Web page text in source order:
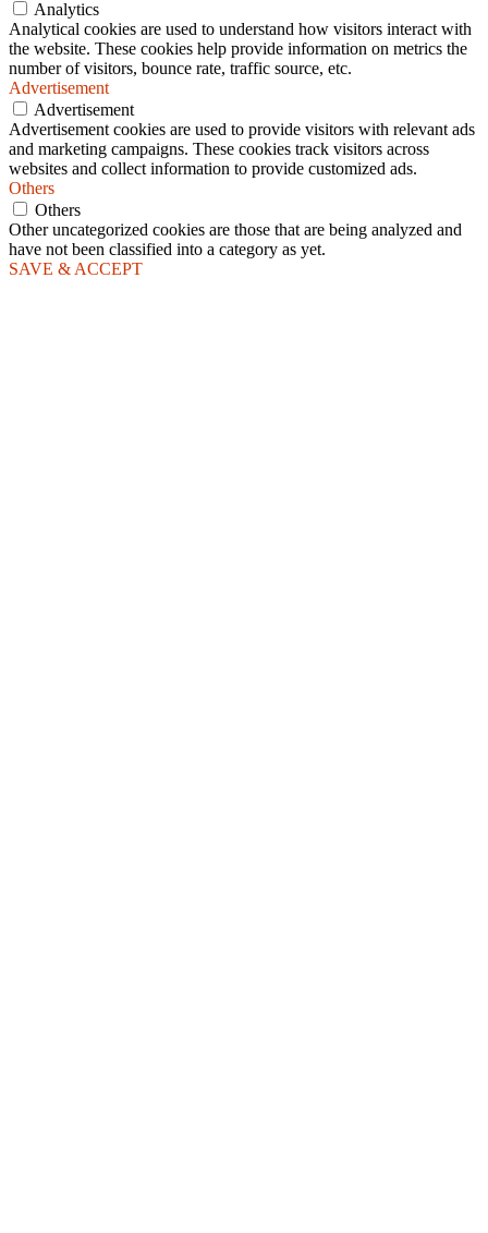
Analytics
Analytical cookies are used to understand how visitors interact with
the website. These cookies help provide information on metrics the
number of visitors, bounce rate, traffic source, etc.
Advertisement
Advertisement
Advertisement cookies are used to provide visitors with relevant ads
and marketing campaigns. These cookies track visitors across
websites and collect information to provide customized ads.
Others
Others
Other uncategorized cookies are those that are being analyzed and
have not been classified into a category as yet.
SAVE & ACCEPT